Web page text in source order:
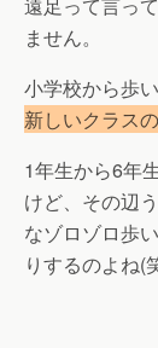
遠足って言っ
ません。
小学校から歩
新しいクラス
1年生から6年
けど、その辺
なゾロゾロ歩
りするのよね(